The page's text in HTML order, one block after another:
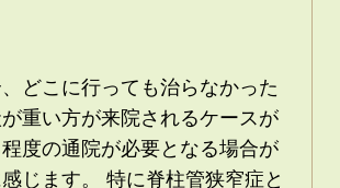
どこに行っても治らなかった
重い方が来院されるケースが
度の通院が必要となる場合が
じます。 特に脊柱管狭窄症と